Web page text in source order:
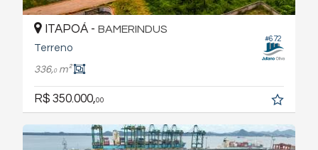
#672
ITAPOÁ - BAMERINDUS
Terreno
336,0m²
R$ 350.000,00